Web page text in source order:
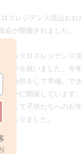
スレジデンス流山お
が開催されました。
いるクロスレジデンス
新年を祝いました。今
割分担をして準備。で
ーに開催しています。
用して子供たちへのお
となりました。